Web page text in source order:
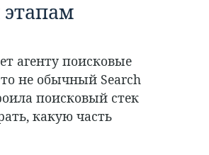
этапам
агенту поисковые
не обычный Search
поисковый стек
какую часть